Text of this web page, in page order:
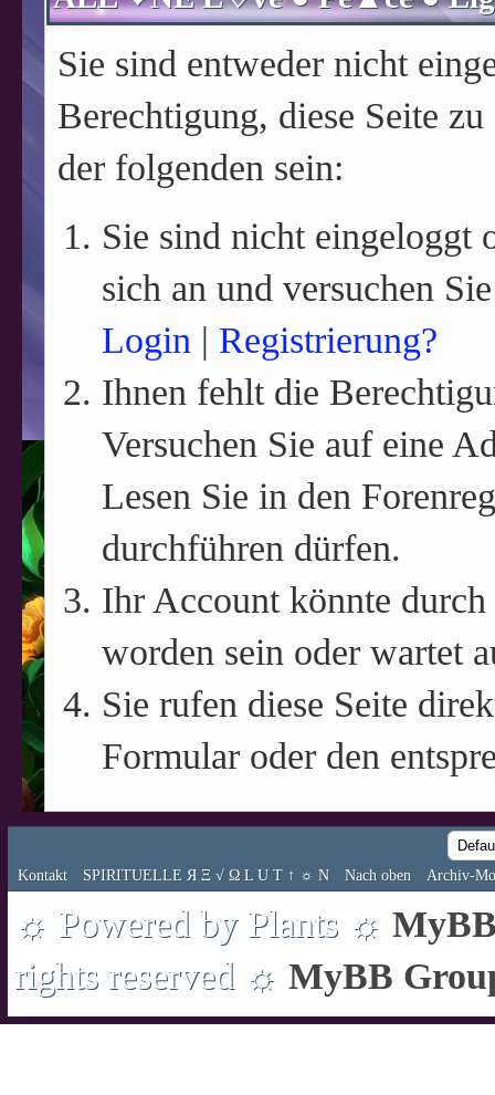
Sie sind entweder nicht
Berechtigung, diese Seite
der folgenden sein:
Sie sind nicht eingeloggt
sich an und versuchen
Login | Registrierung?
Ihnen fehlt die
Versuchen Sie auf eine
Lesen Sie in den
durchführen dürfen.
Ihr Account könnte
worden sein oder wartet
Sie rufen diese Seite
Formular oder den
Kontakt SPIRITUELLE Я Ξ √ Ω L U T ↑ ☼ N Nach oben Archiv-
☼ Powered by Plants ☼
rights reserved ☼ MyBB